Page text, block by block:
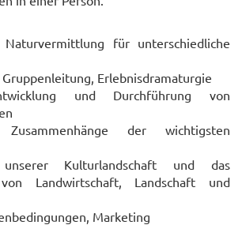
für unterschiedliche
Erlebnisdramaturgie
und Durchführung von
der wichtigsten
Kulturlandschaft und das
Landwirtschaft, Landschaft und
Marketing